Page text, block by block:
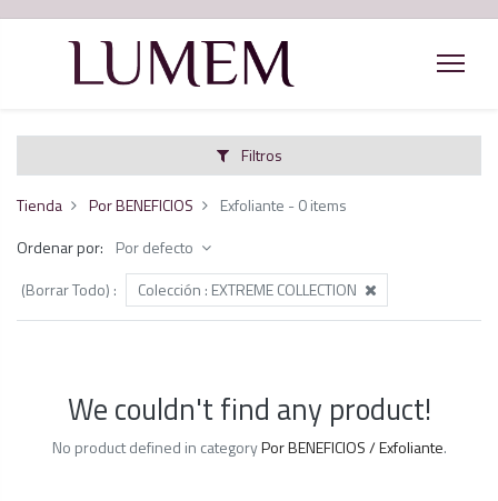
Filtros
Tienda Por BENEFICIOS Exfoliante - 0 items
Ordenar por:
Por defecto
(Borrar Todo) : Colección : EXTREME COLLECTION
We couldn't find any product!
No product defined in categoryPor BENEFICIOS / Exfoliante.